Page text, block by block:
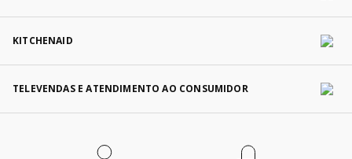
KITCHENAID
TELEVENDAS E ATENDIMENTO AO CONSUMIDOR